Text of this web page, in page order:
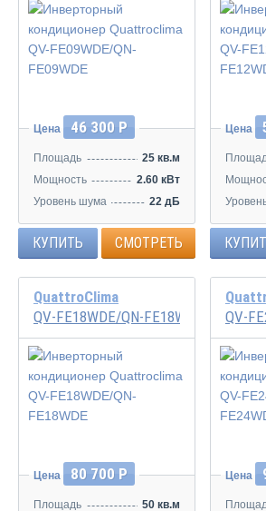
Инвертор
Цена 46 300 Р
Площадь
25 кв.м
Мощность
2.60 кВт
Уровень шума
22 дБ
КУПИТЬ СМОТРЕТЬ
Инвертор
Цена
QuattroClima
QV-FE18WDE/QN-FE18WDE
Инвертор
Цена 80 700 Р
Площадь
50 кв.м
QV-
Инвертор
Цена